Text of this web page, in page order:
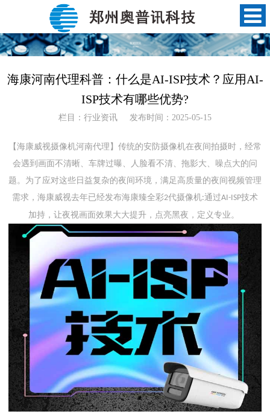
海康河南代理科普：什么是AI-ISP技术？应用AI-
ISP技术有哪些优势?
栏目：行业资讯 发布时间：2025-05-15
【 海康威视摄像机河南代理 】 传统的安防摄像机在夜间拍摄时，经常
会遇到画面不清晰、车牌过曝、人脸看不清、拖影大、噪点大的问
题。为了应对这些日益复杂的夜间环境，满足高质量的夜间视频管理
需求，海康威视去年已经发布海康臻全彩2代摄像机:通过AI-ISP技术
加持，让夜视画面效果大大提升，点亮黑夜，定义专业。